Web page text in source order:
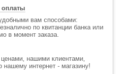
оплаты
вам способами:
по квитанции банка или
в момент заказа.
нашими клиентами,
нашему интернет - магазину!